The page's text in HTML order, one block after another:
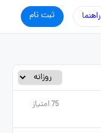
ثبت نام راهنما
75امتیاز